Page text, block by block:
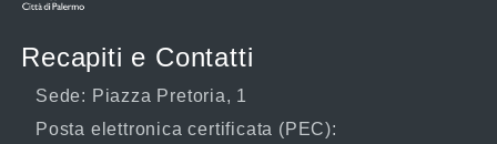
Recapiti e Contatti
Sede: Piazza Pretoria, 1
Posta elettronica certificata (PEC):